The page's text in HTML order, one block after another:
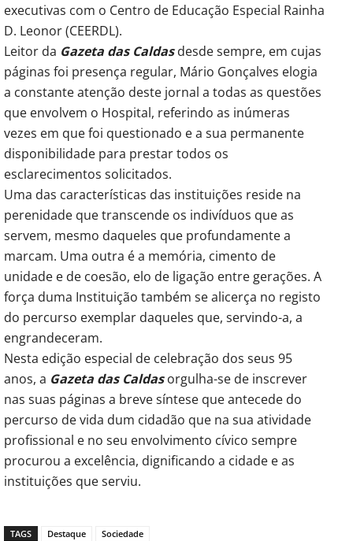
executivas com o Centro de Educação Especial Rainha
D. Leonor (CEERDL).
Leitor da Gazeta das Caldasdesde sempre, em cujas
páginas foi presença regular, Mário Gonçalves elogia
a constante atenção deste jornal a todas as questões
que envolvem o Hospital, referindo as inúmeras
vezes em que foi questionado e a sua permanente
disponibilidade para prestar todos os
esclarecimentos solicitados.
Uma das características das instituições reside na
perenidade que transcende os indivíduos que as
servem, mesmo daqueles que profundamente a
marcam. Uma outra é a memória, cimento de
unidade e de coesão, elo de ligação entre gerações. A
força duma Instituição também se alicerça no registo
do percurso exemplar daqueles que, servindo-a, a
engrandeceram.
Nesta edição especial de celebração dos seus 95
anos, a Gazeta das Caldasorgulha-se de inscrever
nas suas páginas a breve síntese que antecede do
percurso de vida dum cidadão que na sua atividade
profissional e no seu envolvimento cívico sempre
procurou a excelência, dignificando a cidade e as
instituições que serviu.
TAGS Destaque Sociedade